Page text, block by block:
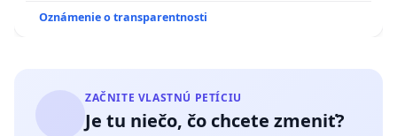
Oznámenie o transparentnosti
ZAČNITE VLASTNÚ PETÍCIU
Je tu niečo, čo chcete zmeniť?